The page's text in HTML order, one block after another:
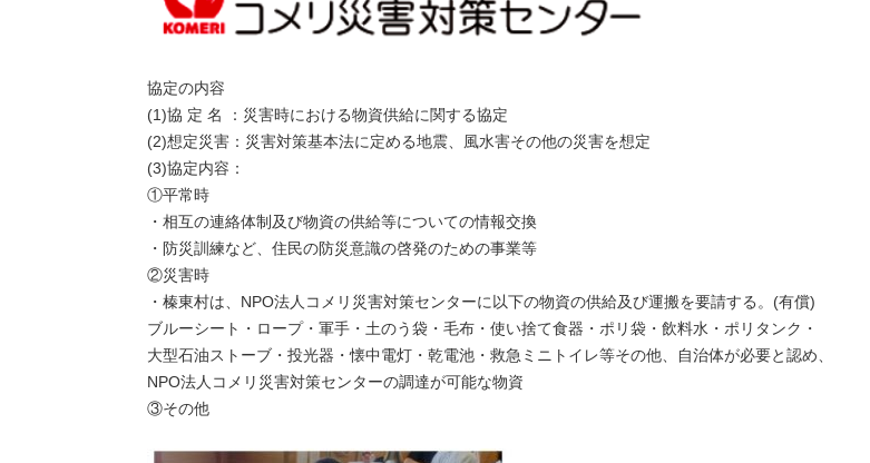
協定の内容
(1)協 定 名 ：災害時における物資供給に関する協定
(2)想定災害：災害対策基本法に定める地震、風水害その他の災害を想定
(3)協定内容：
①平常時
・相互の連絡体制及び物資の供給等についての情報交換
・防災訓練など、住民の防災意識の啓発のための事業等
②災害時
・榛東村は、NPO法人コメリ災害対策センターに以下の物資の供給及び運搬を要請する。(有償)
ブルーシート・ロープ・軍手・土のう袋・毛布・使い捨て食器・ポリ袋・飲料水・ポリタンク・
大型石油ストーブ・投光器・懐中電灯・乾電池・救急ミニトイレ等その他、自治体が必要と認め、
NPO法人コメリ災害対策センターの調達が可能な物資
③その他